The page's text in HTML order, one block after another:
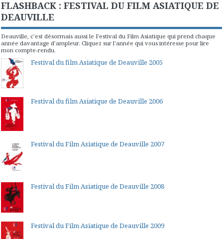
FLASHBACK : FESTIVAL DU FILM ASIATIQUE DE
DEAUVILLE
Deauville, c'est désormais aussi le Festival du Film Asiatique qui prend chaque
année davantage d'ampleur. Cliquez sur l'année qui vous intéresse pour lire
mon compte-rendu.
Festival du film Asiatique de Deauville 2005
Festival du film Asiatique de Deauville 2006
Festival du Film Asiatique de Deauville 2007
Festival du Film Asiatique de Deauville 2008
Festival du Film Asiatique de Deauville 2009